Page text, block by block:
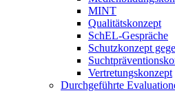
MINT
Qualitätskonzept
SchEL-Gespräche
Schutzkonzept
Vertretungskonzept
Durchgeführte